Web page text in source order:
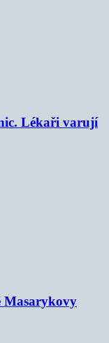
Lékaři varují
Masarykovy